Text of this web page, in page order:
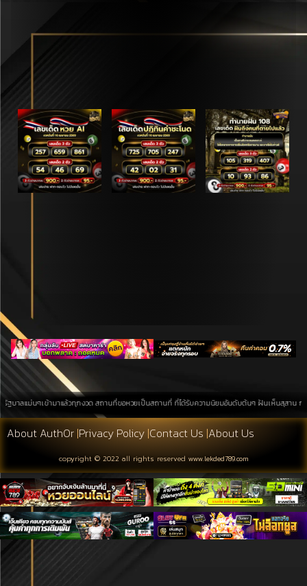
แม่นๆเข้ามาแล้วทุกงวด สถานที่ขอหวยเป็นสถานที่ ที่ได้รับความนิยมอันดับต้นๆ ฝันเห็นสุสาน ก
About Auth0r |Privacy Policy|Contact Us |About Us
copyright © 2022 all rights reserved www.lekded789.com